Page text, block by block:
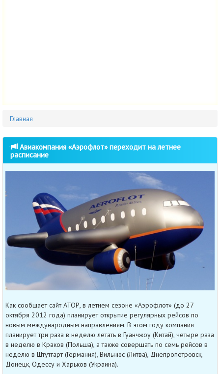
Главная
Авиакомпания «Аэрофлот» переходит на летнее
расписание
Как сообщает сайт АТОР, в летнем сезоне «Аэрофлот» (до 27
октября 2012 года) планирует открытие регулярных рейсов по
новым международным направлениям. В этом году компания
планирует три раза в неделю летать в Гуанчжоу (Китай), четыре раза
в неделю в Краков (Польша), а также совершать по семь рейсов в
неделю в Штутгарт (Германия), Вильнюс (Литва), Днепропетровск,
Донецк, Одессу и Харьков (Украина).